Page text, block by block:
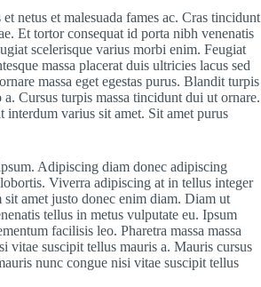
netus et malesuada fames ac. Cras tincidunt
Et tortor consequat id porta nibh venenatis
scelerisque varius morbi enim. Feugiat
massa placerat duis ultricies lacus sed
massa eget egestas purus. Blandit turpis
Cursus turpis massa tincidunt dui ut ornare.
interdum varius sit amet. Sit amet purus
Adipiscing diam donec adipiscing
Viverra adipiscing at in tellus integer
amet justo donec enim diam. Diam ut
tellus in metus vulputate eu. Ipsum
facilisis leo. Pharetra massa massa
vitae suscipit tellus mauris a. Mauris cursus
nunc congue nisi vitae suscipit tellus